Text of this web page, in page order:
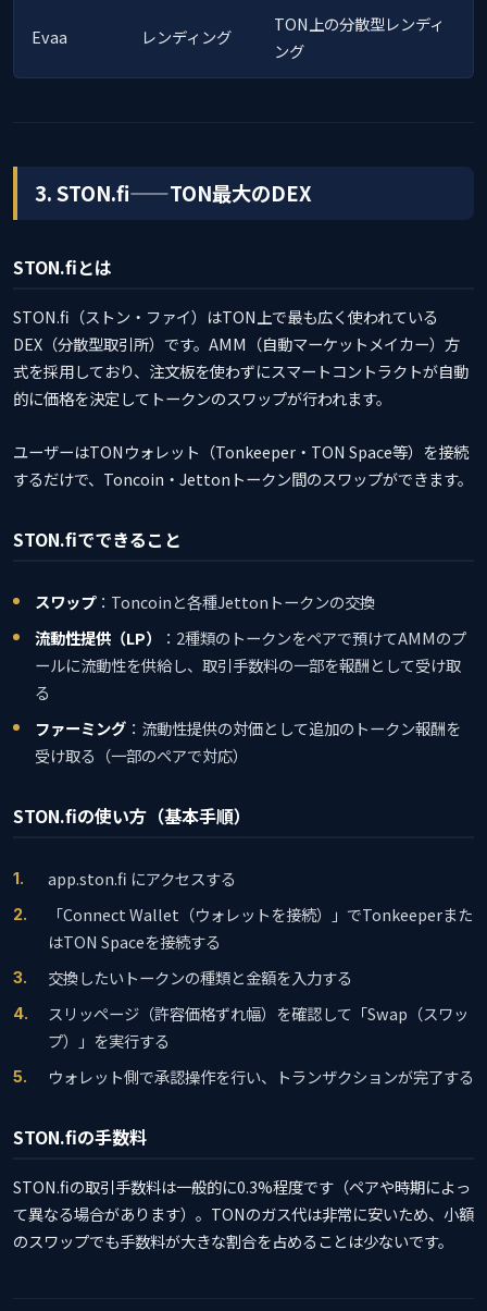
Evaa レンディング
TON上の分散型レンディ
ング
3. STON.fi——TON最大のDEX
STON.fiとは
STON.fi（ストン・ファイ）はTON上で最も広く使われている
DEX（分散型取引所）です。AMM（自動マーケットメイカー）方
式を採用しており、注文板を使わずにスマートコントラクトが自動
的に価格を決定してトークンのスワップが行われます。
ユーザーはTONウォレット（Tonkeeper・TON Space等）を接続
するだけで、Toncoin・Jettonトークン間のスワップができます。
STON.fiでできること
スワップ：Toncoinと各種Jettonトークンの交換
流動性提供（LP）
：2種類のトークンをペアで預けてAMMのプ
ールに流動性を供給し、取引手数料の一部を報酬として受け取
る
ファーミング ：流動性提供の対価として追加のトークン報酬を
受け取る（一部のペアで対応）
STON.fiの使い方（基本手順）
app.ston.fi にアクセスする
「Connect Wallet（ウォレットを接続）」でTonkeeperまた
はTON Spaceを接続する
交換したいトークンの種類と金額を入力する
スリッページ（許容価格ずれ幅）を確認して「Swap（スワッ
プ）」を実行する
ウォレット側で承認操作を行い、トランザクションが完了する
STON.fiの手数料
STON.fiの取引手数料は一般的に0.3%程度です（ペアや時期によっ
て異なる場合があります）。TONのガス代は非常に安いため、小額
のスワップでも手数料が大きな割合を占めることは少ないです。